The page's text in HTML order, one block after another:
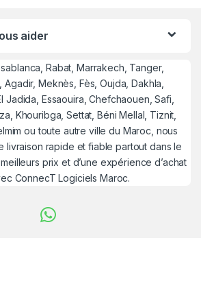
aider
Rabat, Marrakech, Tanger,
Meknès, Fès, Oujda, Dakhla,
Jadida, Essaouira, Chefchaouen, Safi,
Khouribga, Settat, Béni Mellal, Tiznit,
ou toute autre ville du Maroc, nous
livraison rapide et fiable partout dans le
prix et d’une expérience d’achat
ConnecT Logiciels Maroc.